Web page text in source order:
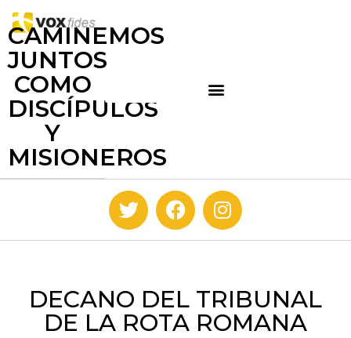
CAMINEMOS
JUNTOS
COMO
DISCÍPULOS
Y
MISIONEROS
DECANO DEL TRIBUNAL
DE LA ROTA ROMANA